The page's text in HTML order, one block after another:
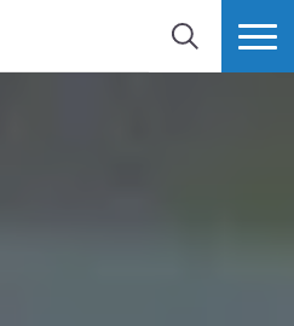
検索 MORE